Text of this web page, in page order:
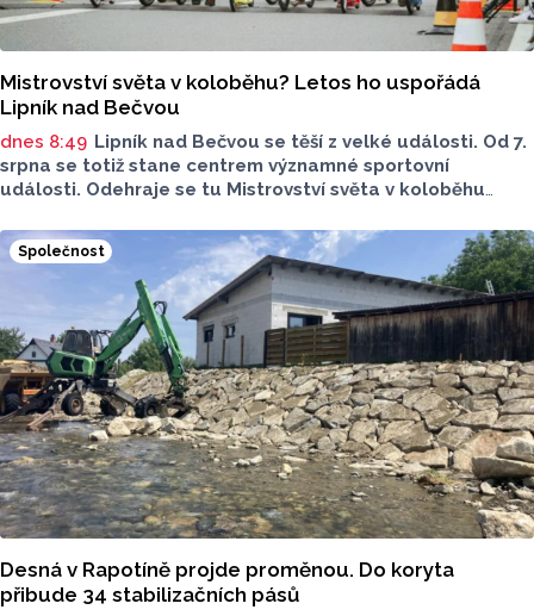
Mistrovství světa v koloběhu? Letos ho uspořádá
Lipník nad Bečvou
dnes 8:49 Lipník nad Bečvou se těší z velké události. Od 7.
srpna se totiž stane centrem významné sportovní
události. Odehraje se tu Mistrovství světa v koloběhu
budou poměřovat v atraktivních disciplínách.
Reprezentovat budou i místní závodníci v čele
s úřadujícím mistrem světa Romanem Matyášem.
Společnost
Desná v Rapotíně projde proměnou. Do koryta
přibude 34 stabilizačních pásů